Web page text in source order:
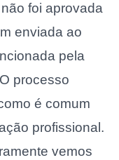
foi aprovada
enviada ao
pela
processo
é comum
profissional.
vemos